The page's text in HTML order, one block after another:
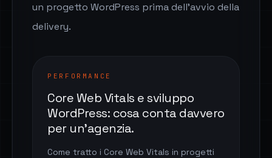
un progetto WordPress prima dell’avvio della
delivery.
PERFORMANCE
Core Web Vitals e sviluppo
WordPress: cosa conta davvero
per un'agenzia.
Come tratto i Core Web Vitals in progetti